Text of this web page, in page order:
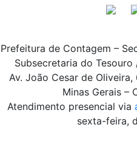
Prefeitura de Contagem –
Subsecretaria do
Av. João Cesar de
Minas Gerais –
Atendimento presencial via
sexta-feira,